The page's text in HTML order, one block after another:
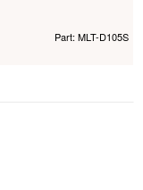
Part: MLT-D105S